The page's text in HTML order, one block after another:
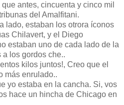
antes, cincuenta y cinco mil
del Amalfitani.
lado, estaban los otrora íconos
Chilavert, y el Diego
estaban uno de cada lado de la
los gordos che..
kilos juntos!, Creo que el
más enrulado..
yo estaba en la cancha. Si, vos
hace un hincha de Chicago en